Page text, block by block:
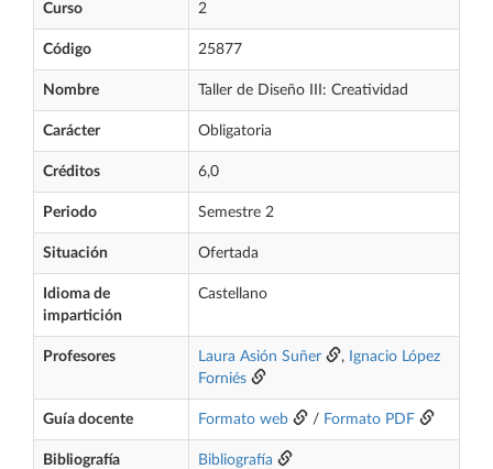
Curso 2
Código 25877
Nombre Taller de Diseño III: Creatividad
Carácter Obligatoria
Créditos 6,0
Periodo Semestre 2
Situación Ofertada
Idioma de
impartición
Castellano
Profesores Laura Asión Suñer , Ignacio López
Forniés
Guía docente Formato web / Formato PDF
Bibliografía
Bibliografía